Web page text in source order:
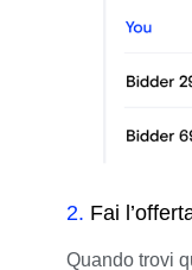
2. Fai
Quando trovi